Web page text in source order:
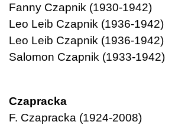
Fanny Czapnik (1930-1942)
Leo Leib Czapnik (1936-1942)
Leo Leib Czapnik (1936-1942)
Salomon Czapnik (1933-1942)
Czapracka
F. Czapracka (1924-2008)